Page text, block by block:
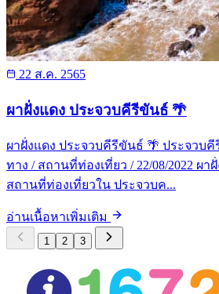
22 ส.ค. 2565
ผาฝั่งแดง ประจวบคีรีขันธ์ 🌴
ผาฝั่งแดง ประจวบคีรีขันธ์ 🌴 ประจวบ
ทาง / สถานที่ท่องเที่ยว / 22/08/2022 ผา
สถานที่ท่องเที่ยวใน ประจวบค...
อ่านเนื้อหาเพิ่มเติม
1 2 3